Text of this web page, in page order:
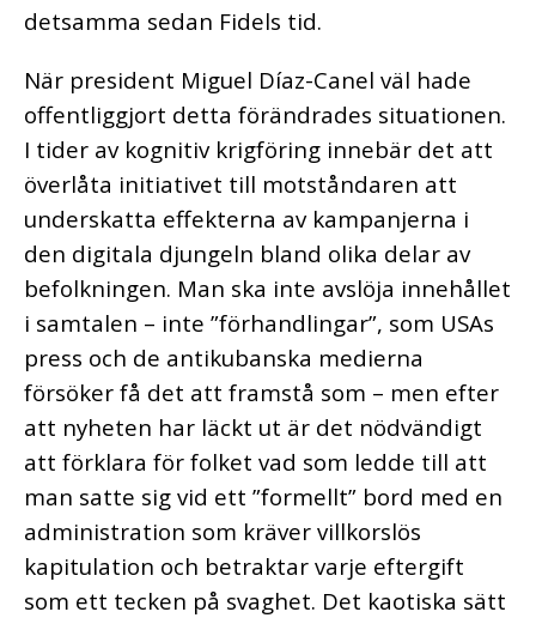
detsamma sedan Fidels tid.
När president Miguel Díaz-Canel väl hade
offentliggjort detta förändrades situationen.
I tider av kognitiv krigföring innebär det att
överlåta initiativet till motståndaren att
underskatta effekterna av kampanjerna i
den digitala djungeln bland olika delar av
befolkningen. Man ska inte avslöja innehållet
i samtalen – inte ”förhandlingar”, som USAs
press och de antikubanska medierna
försöker få det att framstå som – men efter
att nyheten har läckt ut är det nödvändigt
att förklara för folket vad som ledde till att
man satte sig vid ett ”formellt” bord med en
administration som kräver villkorslös
kapitulation och betraktar varje eftergift
som ett tecken på svaghet. Det kaotiska sätt